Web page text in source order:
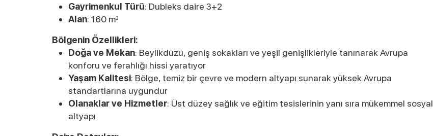
Gayrimenkul Türü: Dubleks daire 3+2
Alan: 160 m2
Bölgenin Özellikleri:
Doğa ve Mekan: Beylikdüzü, geniş sokakları ve yeşil genişlikleriyle tanınarak Avrupa
konforu ve ferahlığı hissi yaratıyor
Yaşam Kalitesi: Bölge, temiz bir çevre ve modern altyapı sunarak yüksek Avrupa
standartlarına uygundur
Olanaklar ve Hizmetler: Üst düzey sağlık ve eğitim tesislerinin yanı sıra mükemmel sosyal
altyapı